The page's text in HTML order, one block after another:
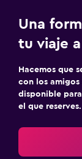
Una
tu viaje
Hacemos que
con los amigos
disponible
el que reserves.